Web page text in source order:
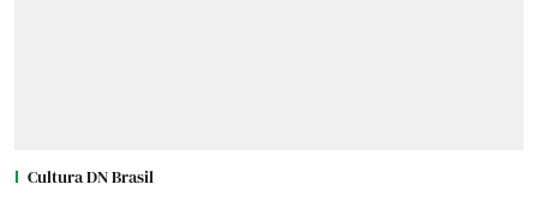
Cultura DN Brasil